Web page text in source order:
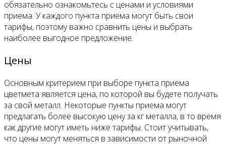
обязательно ознакомьтесь с ценами и условиями
приема. У каждого пункта приема могут быть свои
тарифы, поэтому важно сравнить цены и выбрать
наиболее выгодное предложение.
Цены
Основным критерием при выборе пункта приема
цветмета является цена, по которой вы будете получать
за свой металл. Некоторые пункты приема могут
предлагать более высокую цену за кг металла, в то время
как другие могут иметь ниже тарифы. Стоит учитывать,
что цены могут меняться в зависимости от рыночной